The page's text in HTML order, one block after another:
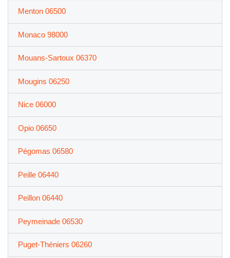
Menton 06500
Monaco 98000
Mouans-Sartoux 06370
Mougins 06250
Nice 06000
Opio 06650
Pégomas 06580
Peille 06440
Peillon 06440
Peymeinade 06530
Puget-Théniers 06260